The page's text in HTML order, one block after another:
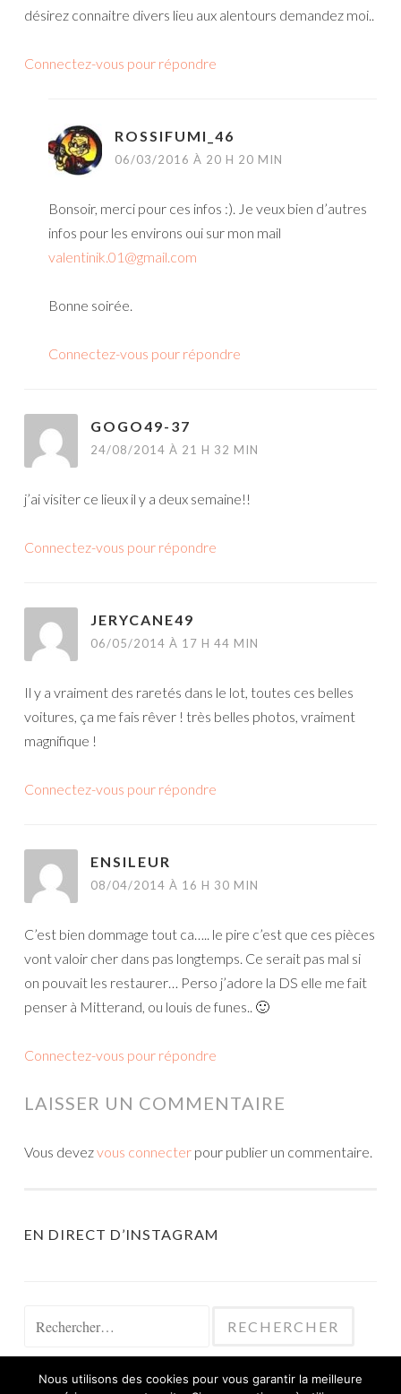
désirez connaitre divers lieu aux alentours demandez moi..
Connectez-vous pour répondre
ROSSIFUMI_46
06/03/2016 À 20 H 20 MIN
Bonsoir, merci pour ces infos :). Je veux bien d’autres
infos pour les environs oui sur mon mail
valentinik.01@gmail.com
Bonne soirée.
Connectez-vous pour répondre
GOGO49-37
24/08/2014 À 21 H 32 MIN
j’ai visiter ce lieux il y a deux semaine!!
Connectez-vous pour répondre
JERYCANE49
06/05/2014 À 17 H 44 MIN
Il y a vraiment des raretés dans le lot, toutes ces belles
voitures, ça me fais rêver ! très belles photos, vraiment
magnifique !
Connectez-vous pour répondre
ENSILEUR
08/04/2014 À 16 H 30 MIN
C’est bien dommage tout ca….. le pire c’est que ces pièces
vont valoir cher dans pas longtemps. Ce serait pas mal si
on pouvait les restaurer… Perso j’adore la DS elle me fait
penser à Mitterand, ou louis de funes.. 🙂
Connectez-vous pour répondre
LAISSER UN COMMENTAIRE
Vous devezvous connecter pour publier un commentaire.
EN DIRECT D’INSTAGRAM
Nous utilisons des cookies pour vous garantir la meilleure